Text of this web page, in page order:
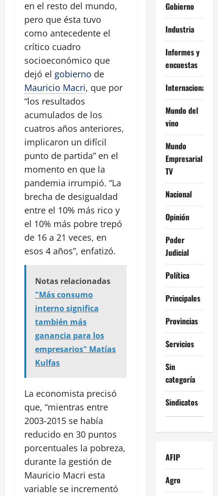
en el resto del mundo,
pero que ésta tuvo
como antecedente el
crítico cuadro
socioeconómico que
dejó el gobierno de
Mauricio Macri, que por
“los resultados
acumulados de los
cuatros años anteriores,
implicaron un difícil
punto de partida” en el
momento en que la
pandemia irrumpió. “La
brecha de desigualdad
entre el 10% más rico y
el 10% más pobre trepó
de 16 a 21 veces, en
esos 4 años”, enfatizó.
Notas relacionadas
"Más consumo
interno significa
también más
ganancia para los
empresarios" Matías
Kulfas
La economista precisó
que, “mientras entre
2003-2015 se había
reducido en 30 puntos
porcentuales la pobreza,
durante la gestión de
Mauricio Macri esta
variable se incrementó
Gobierno
Industria
Informes y
encuestas
Internacional
Mundo del
vino
Mundo
Empresarial
TV
Nacional
Opinión
Poder
Judicial
Política
Principales
Provincias
Servicios
Sin
categoría
Sindicatos
AFIP
Agro